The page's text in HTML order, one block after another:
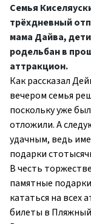
Семья
трёхдневный
мама Дайва,
родельбан в
аттракцион.
Как рассказал
вечером семья
поскольку уже
отложили. А
удачным, ведь
подарки
В честь
памятные
кататься на всех
билеты в